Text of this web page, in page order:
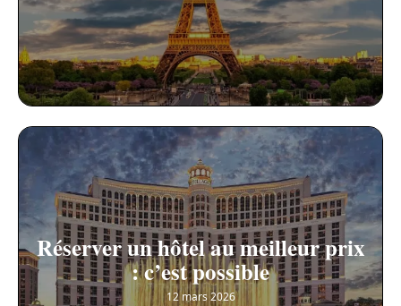
Réserver un hôtel au meilleur prix
: c’est possible
12 mars 2026